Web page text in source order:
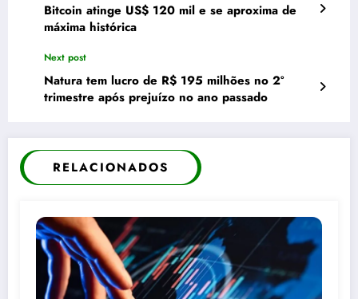
Bitcoin atinge US$ 120 mil e se aproxima de
máxima histórica
Next post
Natura tem lucro de R$ 195 milhões no 2º
trimestre após prejuízo no ano passado
RELACIONADOS